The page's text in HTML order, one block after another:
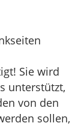
Sie wird
unterstützt,
von den
sollen,